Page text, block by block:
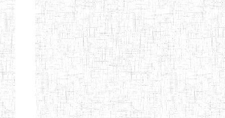
MOINILLONS
ENPIEG
BILINGUE
MAGAWATI
10/10/2013 ENIEG Privé
ENIEG
BILINGUE
10/07/2000 ENIEG Privé